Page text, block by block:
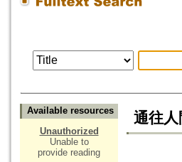
Available resources
Unauthorized
Unable to
provide reading
通往